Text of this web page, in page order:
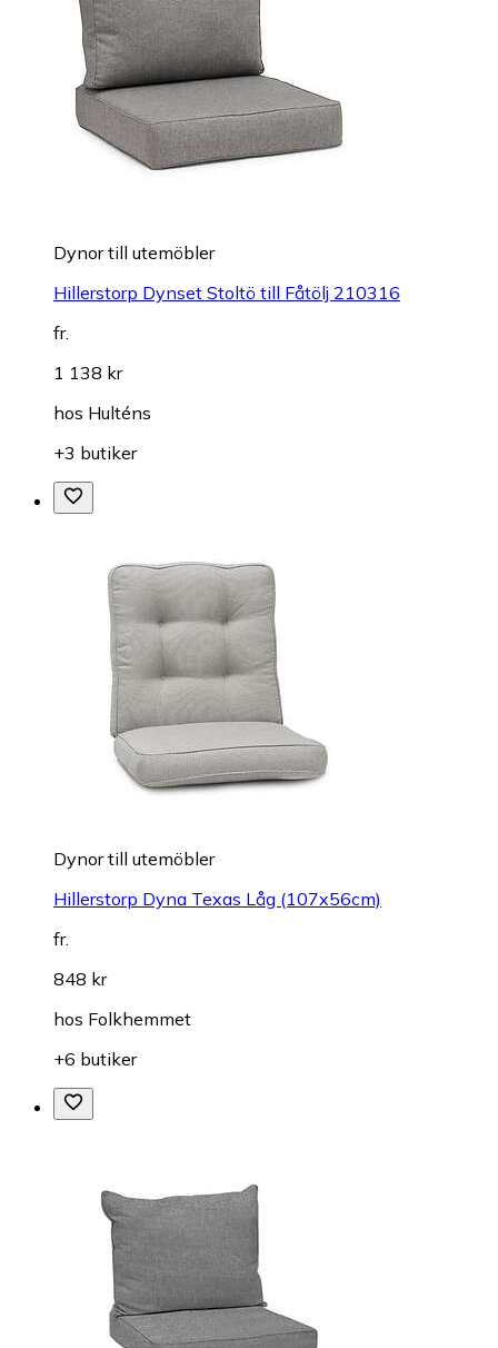
Dynor till utemöbler
Hillerstorp Dynset Stoltö till Fåtölj 210316
fr.
1 138 kr
hos Hulténs
+3 butiker
Dynor till utemöbler
Hillerstorp Dyna Texas Låg (107x56cm)
fr.
848 kr
hos Folkhemmet
+6 butiker